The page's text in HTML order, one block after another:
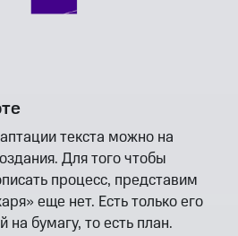
текста можно на
Для того чтобы
процесс, представим
еще нет. Есть только его
на бумагу, то есть план.